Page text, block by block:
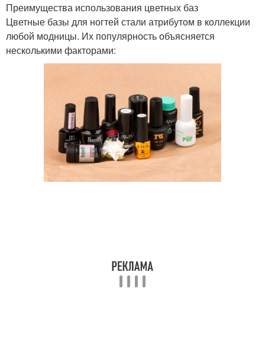
Преимущества использования цветных баз
Цветные базы для ногтей стали атрибутом в коллекции
любой модницы. Их популярность объясняется
несколькими факторами: